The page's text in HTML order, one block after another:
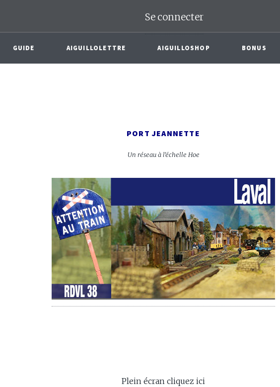
Se connecter
GUIDE AIGUILLOLETTRE AIGUILLOSHOP BONUS
PORT JEANNETTE
Un réseau à l'échelle Hoe
Plein écran cliquez ici